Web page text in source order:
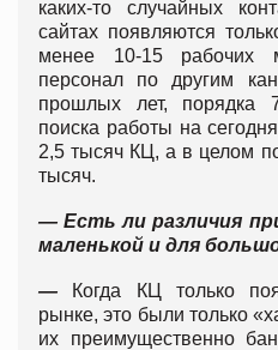
каких-то случайных
сайтах появляются
менее 10-15 рабочих
персонал по другим
прошлых лет, порядка
поиска работы на
2,5 тысяч КЦ, а в целом
тысяч.
— Есть ли различия
маленькой и для
— Когда КЦ только
рынке, это были только
их преимущественно